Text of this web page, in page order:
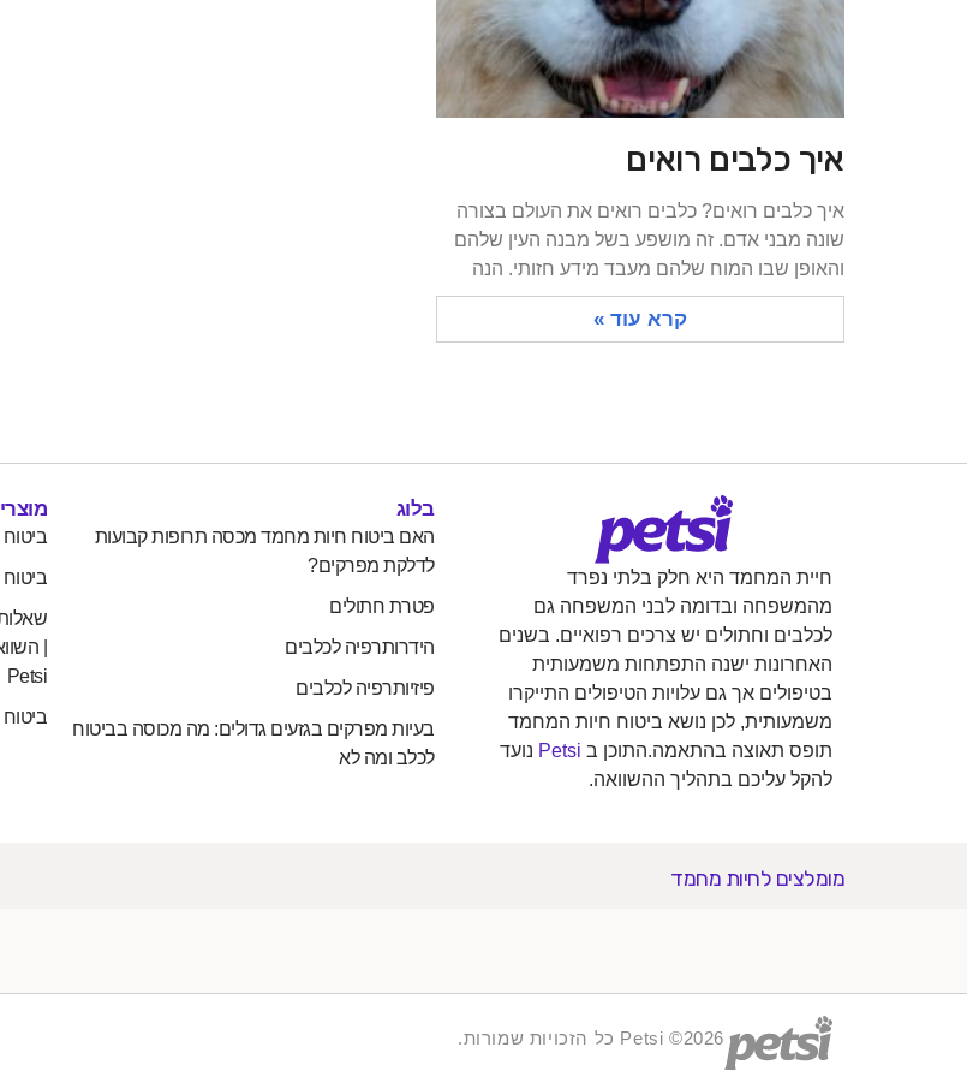
איך כלבים רואים
איך כלבים רואים? כלבים רואים את העולם בצורה
שונה מבני אדם. זה מושפע בשל מבנה העין שלהם
והאופן שבו המוח שלהם מעבד מידע חזותי. הנה
קרא עוד »
חיית המחמד היא חלק בלתי נפרד
מהמשפחה ובדומה לבני המשפחה גם
לכלבים וחתולים יש צרכים רפואיים. בשנים
האחרונות ישנה התפתחות משמעותית
בטיפולים אך גם עלויות הטיפולים התייקרו
משמעותית, לכן נושא ביטוח חיות המחמד
תופס תאוצה בהתאמה.התוכן ב Petsi נועד
להקל עליכם בתהליך ההשוואה.
בלוג
האם ביטוח חיות מחמד מכסה תרופות קבועות
לדלקת מפרקים?
פטרת חתולים
הידרותרפיה לכלבים
פיזיותרפיה לכלבים
בעיות מפרקים בגזעים גדולים: מה מכוסה בביטוח
לכלב ומה לא
|
Petsi
מומלצים לחיות מחמד
2026© Petsi כל הזכויות שמורות.